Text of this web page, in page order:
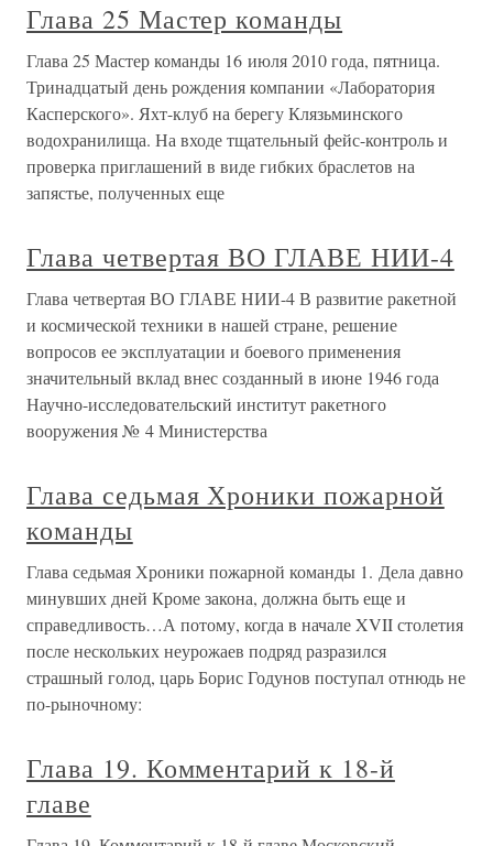
Глава 25 Мастер команды
Глава 25 Мастер команды 16 июля 2010 года, пятница.
Тринадцатый день рождения компании «Лаборатория
Касперского». Яхт-клуб на берегу Клязьминского
водохранилища. На входе тщательный фейс-контроль и
проверка приглашений в виде гибких браслетов на
запястье, полученных еще
Глава четвертая ВО ГЛАВЕ НИИ-4
Глава четвертая ВО ГЛАВЕ НИИ-4 В развитие ракетной
и космической техники в нашей стране, решение
вопросов ее эксплуатации и боевого применения
значительный вклад внес созданный в июне 1946 года
Научно-исследовательский институт ракетного
вооружения № 4 Министерства
Глава седьмая Хроники пожарной
команды
Глава седьмая Хроники пожарной команды 1. Дела давно
минувших дней Кроме закона, должна быть еще и
справедливость…А потому, когда в начале XVII столетия
после нескольких неурожаев подряд разразился
страшный голод, царь Борис Годунов поступал отнюдь не
по-рыночному:
Глава 19. Комментарий к 18-й
главе